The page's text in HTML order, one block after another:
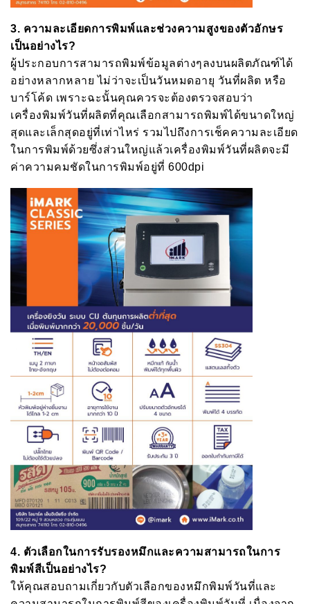
3. ความละเอียดการพิมพ์และช่วงความสูงของตัวอักษร
เป็นอย่างไร?
ผู้ประกอบการสามารถพิมพ์ข้อมูลต่างๆลงบนผลิตภัณฑ์ได้
อย่างหลากหลาย ไม่ว่าจะเป็นวันหมดอายุ วันที่ผลิต หรือ
บาร์โค้ด เพราะฉะนั้นคุณควรจะต้องตรวจสอบว่า
เครื่องพิมพ์วันที่ผลิตที่คุณเลือกสามารถพิมพ์ได้ขนาดใหญ่
สุดและเล็กสุดอยู่ที่เท่าไหร่ รวมไปถึงการเช็คความละเอียด
ในการพิมพ์ด้วยซึ่งส่วนใหญ่แล้วเครื่องพิมพ์วันที่ผลิตจะมี
ค่าความคมชัดในการพิมพ์อยู่ที่ 600dpi
4. ตัวเลือกในการรับรองหมึกและความสามารถในการ
พิมพ์สีเป็นอย่างไร?
ให้คุณสอบถามเกี่ยวกับตัวเลือกของหมึกพิมพ์วันที่และ